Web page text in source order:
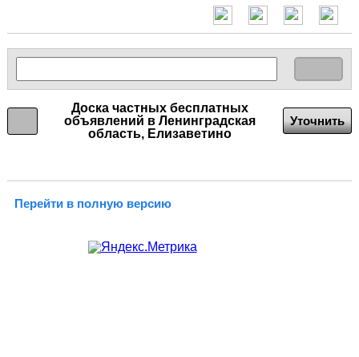
Доска частных бесплатных
объявлений в Ленинградская
область, Елизаветино
Уточнить
Перейти в полную версию